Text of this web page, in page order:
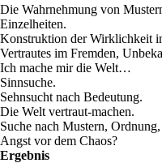
Die Wahrnehmung von
Einzelheiten.
Konstruktion der Wirklichkeit
Vertrautes im Fremden,
Ich mache mir die Welt…
Sinnsuche.
Sehnsucht nach Bedeutung.
Die Welt vertraut-machen.
Suche nach Mustern,
Angst vor dem Chaos?
Ergebnis